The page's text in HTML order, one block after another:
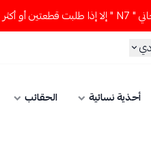
أحذية نسائية الحقائب